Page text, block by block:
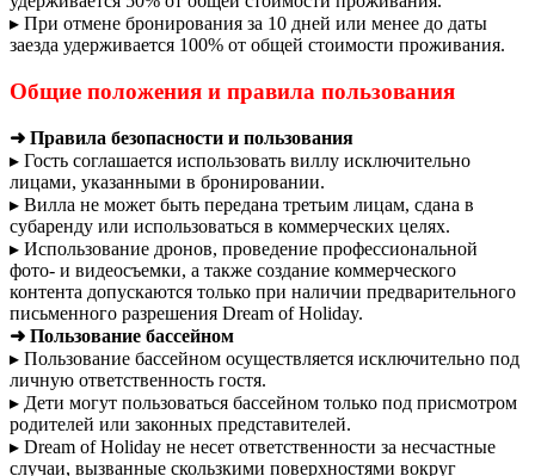
▸ При отмене бронирования за 10 дней или менее до даты
заезда удерживается 100% от общей стоимости проживания.
Общие положения и правила пользования
➜ Правила безопасности и пользования
▸ Гость соглашается использовать виллу исключительно
лицами, указанными в бронировании.
▸ Вилла не может быть передана третьим лицам, сдана в
субаренду или использоваться в коммерческих целях.
▸ Использование дронов, проведение профессиональной
фото- и видеосъемки, а также создание коммерческого
контента допускаются только при наличии предварительного
письменного разрешения Dream of Holiday.
➜ Пользование бассейном
▸ Пользование бассейном осуществляется исключительно под
личную ответственность гостя.
▸ Дети могут пользоваться бассейном только под присмотром
родителей или законных представителей.
▸ Dream of Holiday не несет ответственности за несчастные
случаи, вызванные скользкими поверхностями вокруг